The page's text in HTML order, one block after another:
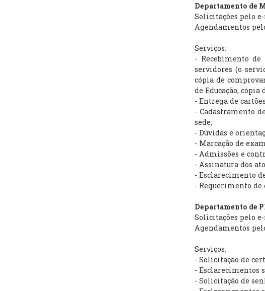
Departamento de
Solicitações pelo
Agendamentos
Serviços:
- Recebimento de
servidores (o
cópia de
de Educação,
- Entrega de
- Cadastramento
sede;
- Dúvidas e
- Marcação de
- Admissões e
- Assinatura dos
- Esclarecimento
- Requerimento de
Departamento de
Solicitações pelo
Agendamentos
Serviços:
- Solicitação de
- Esclarecimentos
- Solicitação de